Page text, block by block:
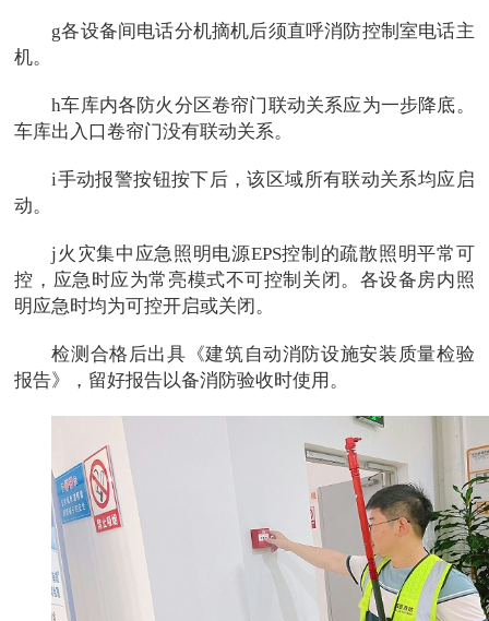
g各设备间电话分机摘机后须直呼消防控制室电话主
机。
h车库内各防火分区卷帘门联动关系应为一步降底。
车库出入口卷帘门没有联动关系。
i手动报警按钮按下后，该区域所有联动关系均应启
动。
j火灾集中应急照明电源EPS控制的疏散照明平常可
控，应急时应为常亮模式不可控制关闭。各设备房内照
明应急时均为可控开启或关闭。
检测合格后出具《建筑自动消防设施安装质量检验
报告》，留好报告以备消防验收时使用。